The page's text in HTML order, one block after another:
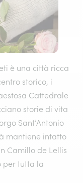
è una città ricca
storico, i
Cattedrale
storie di vita
Sant’Antonio
mantiene intatto
Camillo de Lellis
per tutta la